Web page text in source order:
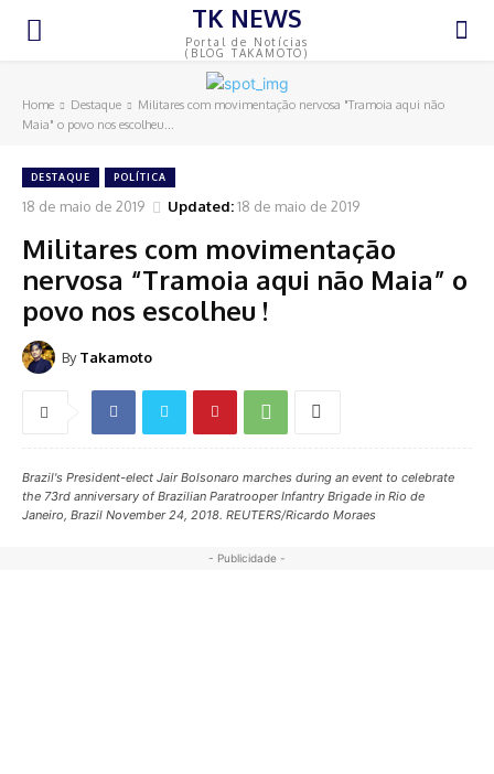
TK NEWS
Portal de Notícias
(BLOG TAKAMOTO)
Home Destaque
Militares com movimentação nervosa "Tramoia aqui não
Maia" o povo nos escolheu...
DESTAQUE POLÍTICA
18 de maio de 2019 Updated:18 de maio de 2019
Militares com movimentação
nervosa “Tramoia aqui não Maia” o
povo nos escolheu !
By Takamoto
Brazil's President-elect Jair Bolsonaro marches during an event to celebrate
the 73rd anniversary of Brazilian Paratrooper Infantry Brigade in Rio de
Janeiro, Brazil November 24, 2018. REUTERS/Ricardo Moraes
- Publicidade -